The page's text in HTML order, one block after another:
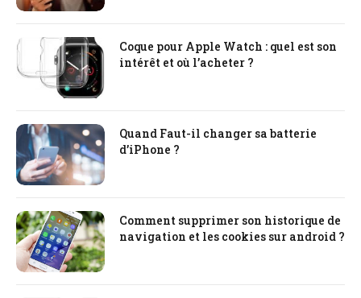
Coque pour Apple Watch : quel est son
intérêt et où l’acheter ?
Quand Faut-il changer sa batterie
d’iPhone ?
Comment supprimer son historique de
navigation et les cookies sur android ?